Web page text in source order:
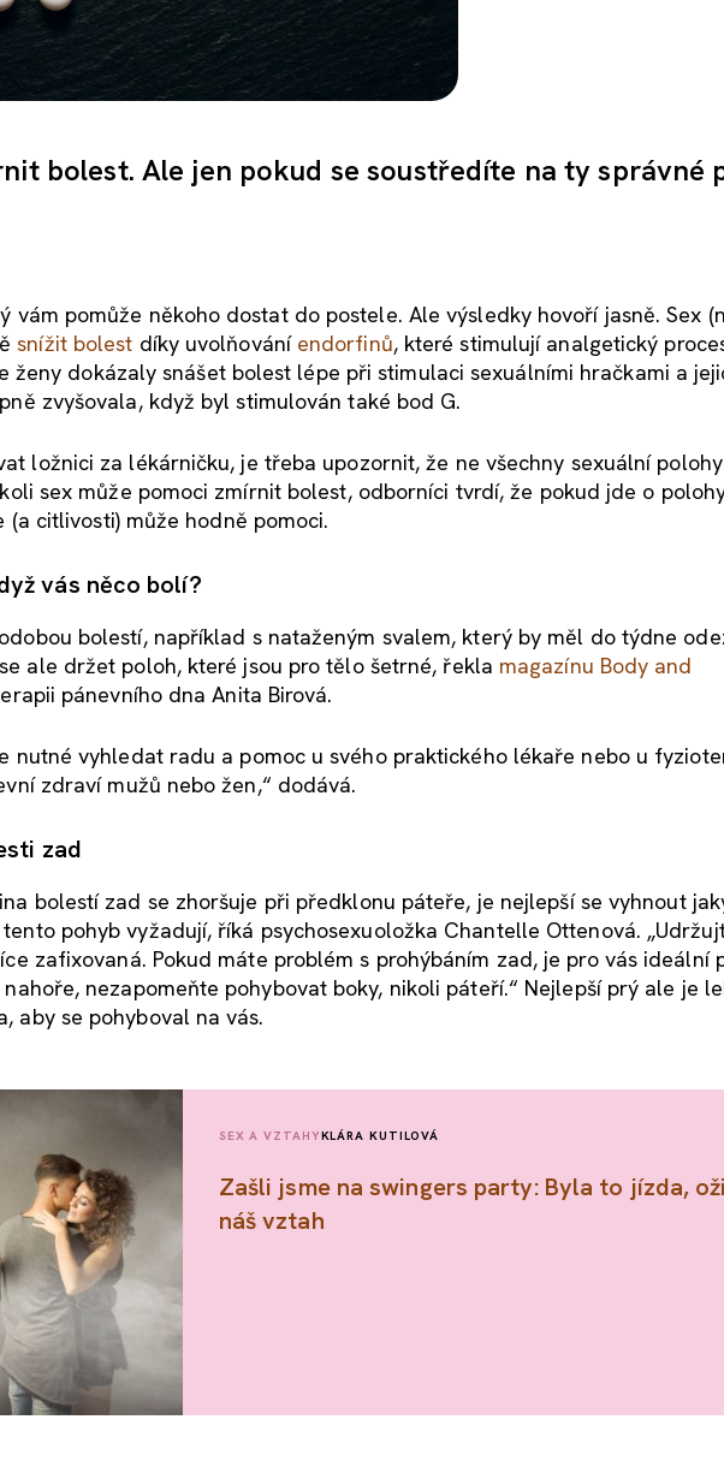
bolest. Ale jen pokud se soustředíte na ty správné
vám pomůže někoho dostat do postele. Ale výsledky hovoří jasně. Sex
snížit bolest díky uvolňování endorfinů, které stimulují analgetický
ženy dokázaly snášet bolest lépe při stimulaci sexuálními hračkami a
zvyšovala, když byl stimulován také bod G.
ložnici za lékárničku, je třeba upozornit, že ne všechny sexuální
sex může pomoci zmírnit bolest, odborníci tvrdí, že pokud jde o
citlivosti) může hodně pomoci.
vás něco bolí?
bolestí, například s nataženým svalem, který by měl do týdne
ale držet poloh, které jsou pro tělo šetrné, řekla magazínu Body and
pánevního dna Anita Birová.
nutné vyhledat radu a pomoc u svého praktického lékaře nebo u
zdraví mužů nebo žen,“ dodává.
zad
bolestí zad se zhoršuje při předklonu páteře, je nejlepší se vyhnout
pohyb vyžadují, říká psychosexuoložka Chantelle Ottenová.
zafixovaná. Pokud máte problém s prohýbáním zad, je pro vás ideální
nezapomeňte pohybovat boky, nikoli páteří.“ Nejlepší prý ale je
aby se pohyboval na vás.
SEX A VZTAHYKLÁRA KUTILOVÁ
Zašli jsme na swingers party: Byla to jízda,
náš vztah